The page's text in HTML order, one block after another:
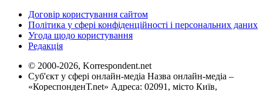
Договір користування сайтом
Політика у сфері конфіденційності і персональних даних
Угода щодо користування
Редакція
© 2000-2026, Korrespondent.net
Суб'єкт у сфері онлайн-медіа Назва онлайн-медіа –
«КореспонденТ.net» Адреса: 02091, місто Київ,